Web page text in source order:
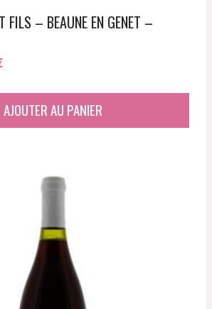
FILS – BEAUNE EN GENET –
Le
est :
AJOUTER AU PANIER